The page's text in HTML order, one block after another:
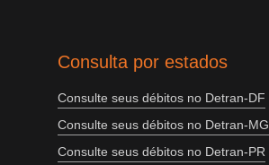
Consulta por estados
Consulte seus débitos no Detran-DF
Consulte seus débitos no Detran-MG
Consulte seus débitos no Detran-PR